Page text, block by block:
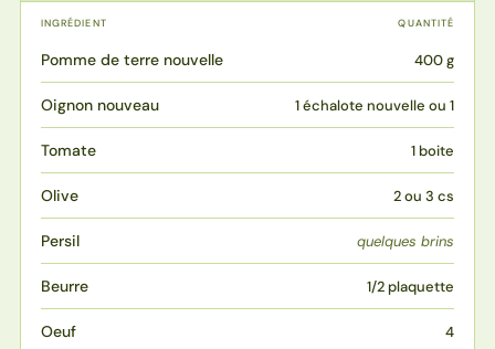
INGRÉDIENT QUANTITÉ
Pomme de terre nouvelle 400 g
Oignon nouveau 1 échalote nouvelle ou 1
Tomate 1 boite
Olive 2 ou 3 cs
Persil quelques brins
Beurre 1/2 plaquette
Oeuf 4